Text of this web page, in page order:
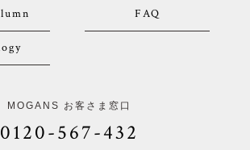
FAQ
MOGANS お客さま窓口
0120-567-432